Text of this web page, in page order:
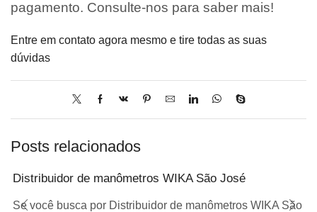
pagamento. Consulte-nos para saber mais!
Entre em contato agora mesmo e tire todas as suas
dúvidas
Posts relacionados
Distribuidor de manômetros WIKA São José
Se você busca por Distribuidor de manômetros WIKA São